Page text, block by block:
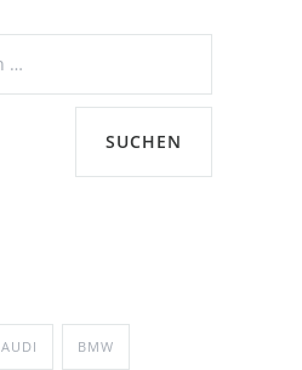
SUCHEN
AUDI BMW